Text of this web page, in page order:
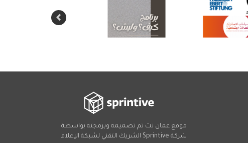
موقع عمان نت تم تصميمه وبرمجته بواسطة
شركة Sprintive الشريك التقني لشبكة الإعلام